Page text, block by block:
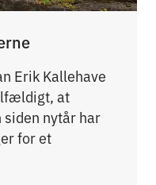
Erik Kallehave
at
siden nytår har
for et